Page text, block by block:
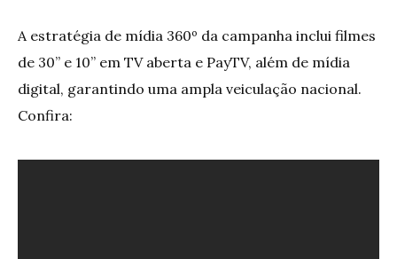
A estratégia de mídia 360º da campanha inclui filmes
de 30” e 10” em TV aberta e PayTV, além de mídia
digital, garantindo uma ampla veiculação nacional.
Confira: